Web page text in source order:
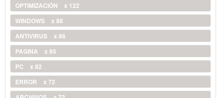
OPTIMIZACIÓN
x 122
WINDOWS
x 88
ANTIVIRUS
x 86
PAGINA
x 85
PC
x 82
ERROR
x 72